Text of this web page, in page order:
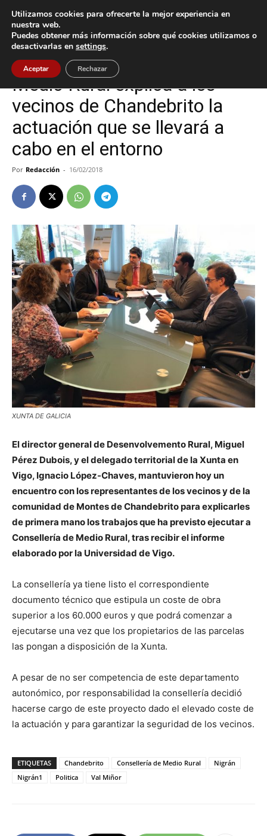
Inicio Nigrán
Nigrán Política
Medio Rural explica a los
vecinos de Chandebrito la
actuación que se llevará a
cabo en el entorno
Por Redacción - 16/02/2018
XUNTA DE GALICIA
El director general de Desenvolvemento Rural, Miguel
Pérez Dubois, y el delegado territorial de la Xunta en
Vigo, Ignacio López-Chaves, mantuvieron hoy un
encuentro con los representantes de los vecinos y de la
comunidad de Montes de Chandebrito para explicarles
de primera mano los trabajos que ha previsto ejecutar a
Consellería de Medio Rural, tras recibir el informe
elaborado por la Universidad de Vigo.
La consellería ya tiene listo el correspondiente
documento técnico que estipula un coste de obra
superior a los 60.000 euros y que podrá comenzar a
ejecutarse una vez que los propietarios de las parcelas
las pongan a disposición de la Xunta.
A pesar de no ser competencia de este departamento
autonómico, por responsabilidad la consellería decidió
hacerse cargo de este proyecto dado el elevado coste de
la actuación y para garantizar la seguridad de los vecinos.
ETIQUETAS Chandebrito Consellería de Medio Rural
Nigrán
Nigrán1
Politica Val Miñor
Utilizamos cookies para ofrecerte la mejor experiencia en
nuestra web.
Puedes obtener más información sobre qué cookies utilizamos o
desactivarlas en settings.
Aceptar Rechazar